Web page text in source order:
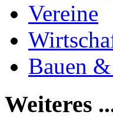
Vereine
Bauen
Weiteres